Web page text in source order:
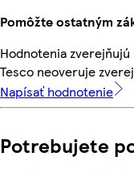
Pomôžte ostatným
Hodnotenia
Tesco neoveruje
Napísať hodnotenie
Potrebujete